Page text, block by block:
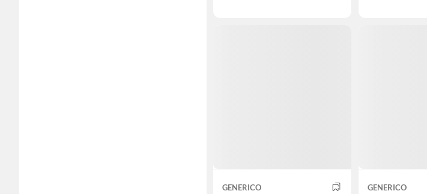
GENERICO GENERICO